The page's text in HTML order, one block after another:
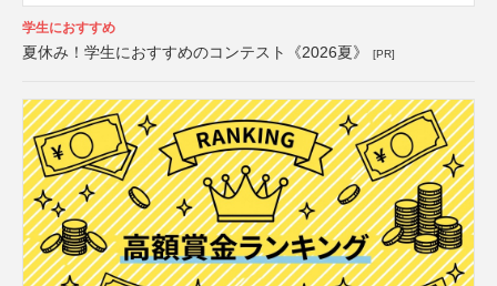
学生におすすめ
夏休み！学生におすすめのコンテスト《2026夏》 [PR]